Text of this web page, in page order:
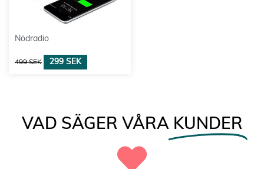
Nödradio
499SEK 299 SEK
VAD SÄGER VÅRA KUNDER